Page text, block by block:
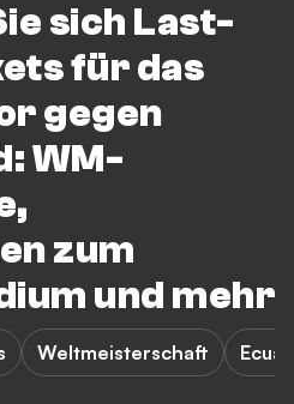
sich Last-
für das
gegen
WM-
zum
und mehr
Weltmeisterschaft